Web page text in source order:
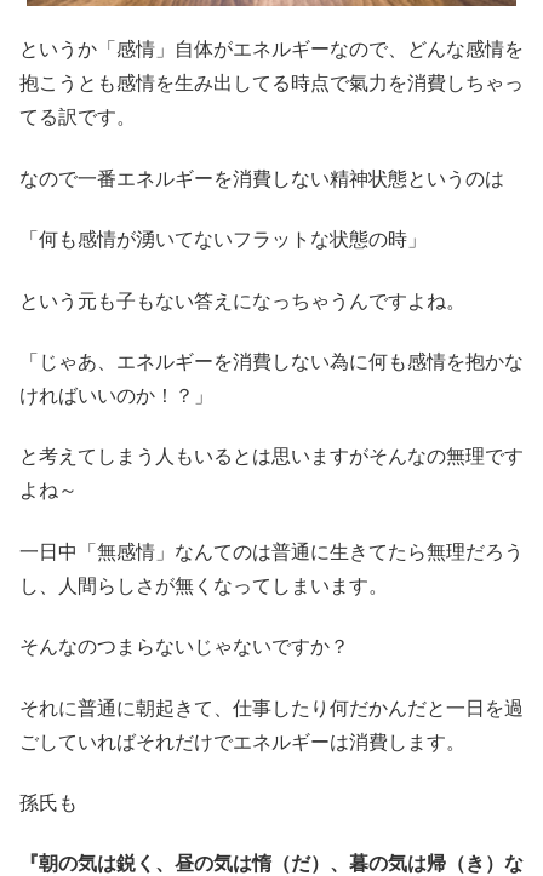
というか「感情」自体がエネルギーなので、どんな感情を
抱こうとも感情を生み出してる時点で氣力を消費しちゃっ
てる訳です。
なので一番エネルギーを消費しない精神状態というのは
「何も感情が湧いてないフラットな状態の時」
という元も子もない答えになっちゃうんですよね。
「じゃあ、エネルギーを消費しない為に何も感情を抱かな
ければいいのか！？」
と考えてしまう人もいるとは思いますがそんなの無理です
よね～
一日中「無感情」なんてのは普通に生きてたら無理だろう
し、人間らしさが無くなってしまいます。
そんなのつまらないじゃないですか？
それに普通に朝起きて、仕事したり何だかんだと一日を過
ごしていればそれだけでエネルギーは消費します。
孫氏も
『朝の気は鋭く、昼の気は惰（だ）、暮の気は帰（き）な